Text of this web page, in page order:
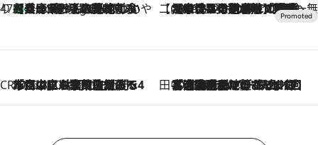
47都道府県の手みやげ ひんやりスイーツで夏を満喫
6 Hours Ago
【兵庫県】この夏絶対食べたい 冷やしておいしいおやつ3選 淡路島の恵みをジェラートに集約 【CREA×星野リゾート】唯一無二。癒しと発見が待つ場所へ
2026.8.7
【トンボの足水浴】ヒノキの香りに包まれて涼感マックス！約13℃の湧水かけ流しを避暑地「星野温泉 トンボの湯」で体験
CREA'S CHOICE
2026.8.7
「立川にも歌舞伎があるんだよ」 片岡仁左衛門・市川中車ら豪華座組みで4年目の立川立飛歌舞伎へ 田中稲の勝手に再ブーム
2026.8.7
「湘南乃風に憧れて」観客大盛上がりの“タオル回し”に、ラッパー顔負けの高速歌唱まで…さだまさし（74）のアグレッシブすぎる現在地